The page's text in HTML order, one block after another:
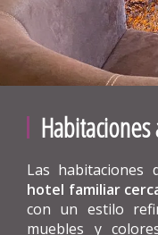
Las habitaciones
hotel familiar
con un estilo
muebles y